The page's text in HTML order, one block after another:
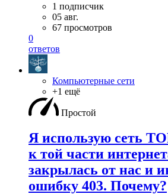
1 подписчик
05 авг.
67 просмотров
0
ответов
Компьютерные сети
+1 ещё
Простой
Я использую сеть
к той части
закрылась от нас и
ошибку 403. Почему?